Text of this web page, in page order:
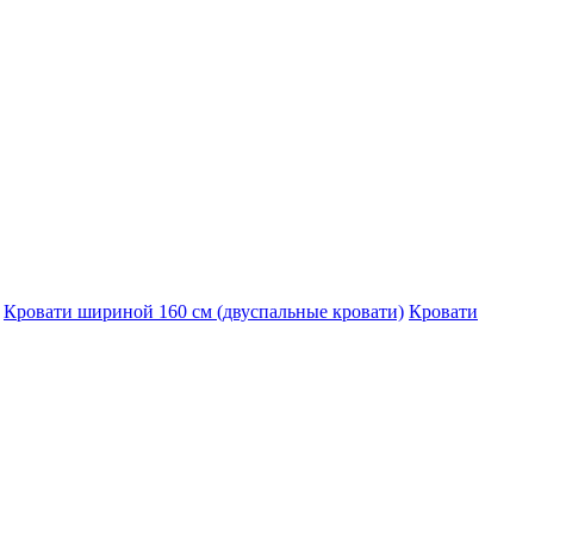
Кровати шириной 160 см (двуспальные кровати) Кровати